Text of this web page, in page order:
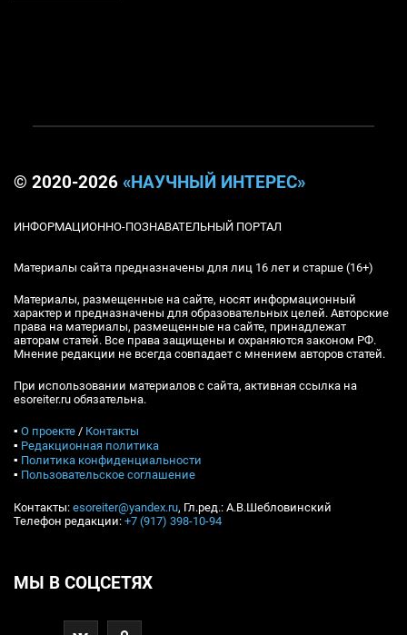
© 2020-2026 «НАУЧНЫЙ ИНТЕРЕС»
ИНФОРМАЦИОННО-ПОЗНАВАТЕЛЬНЫЙ ПОРТАЛ
Материалы сайта предназначены для лиц 16 лет и старше (16+)
Материалы, размещенные на сайте, носят информационный
характер и предназначены для образовательных целей. Авторские
права на материалы, размещенные на сайте, принадлежат
авторам статей. Все права защищены и охраняются законом РФ.
Мнение редакции не всегда совпадает с мнением авторов статей.
При использовании материалов с сайта, активная ссылка на
esoreiter.ru обязательна.
▪ О проекте / Контакты
▪ Редакционная политика
▪ Политика конфиденциальности
▪ Пользовательское соглашение
Контакты: esoreiter@yandex.ru, Гл.ред.: А.В.Шебловинский
Телефон редакции: +7 (917) 398-10-94
МЫ В СОЦСЕТЯХ